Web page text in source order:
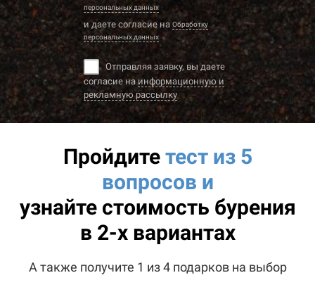
персональных данных
и даете согласие на Обработку
персональных данных
Отправляя заявку, вы даете
согласие наинформационную и
рекламную рассылку
Пройдитетест из 5
вопросов и
узнайте стоимость бурения
в 2-х вариантах
А также получите 1 из 4 подарков на выбор